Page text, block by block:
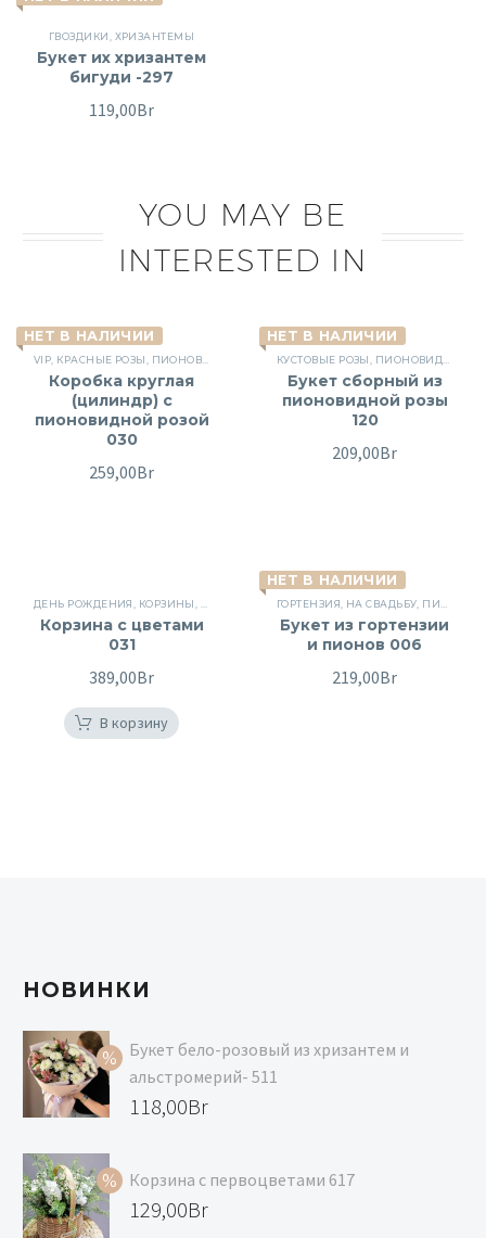
ГВОЗДИКИ, ХРИЗАНТЕМЫ
Букет их хризантем
бигуди -297
119,00Br
YOU MAY BE
INTERESTED IN
НЕТ В НАЛИЧИИ
VIP, КРАСНЫЕ РОЗЫ, ПИОНОВИДНЫЕ РОЗЫ ,РОЗЫ,ЦВЕТЫ В КОРОБКЕ,
Коробка круглая
(цилиндр) с
пионовидной розой
030
259,00Br
НЕТ В НАЛИЧИИ
КУСТОВЫЕ РОЗЫ, ПИОНОВИДНЫЕ РОЗЫ
Букет сборный из
пионовидной розы
120
209,00Br
ДЕНЬ РОЖДЕНИЯ, КОРЗИНЫ, КОРЗИНЫ КОРЗИНЫ С ЦВЕТАМИ,НА СВАДЬБУ
Корзина с цветами
031
389,00Br
В корзину
НЕТ В НАЛИЧИИ
ГОРТЕНЗИЯ, НА СВАДЬБУ, ПИОНОВИДНЫЕ РОЗЫ
Букет из гортензии
и пионов 006
219,00Br
НОВИНКИ
Букет бело-розовый из хризантем и
альстромерий- 511
Первоначальная
составляла
129,00Br.
118,00Br
цена:
118,00Br.
Корзина с первоцветами 617
Первоначальная
129,00Br